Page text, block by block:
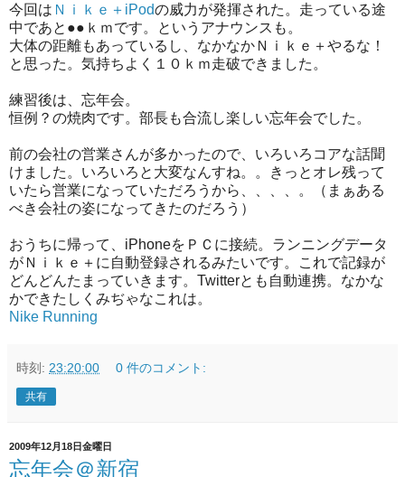
今回は Ｎｉｋｅ＋iPodの威力が発揮された。走っている途
中であと●●ｋｍです。というアナウンスも。
大体の距離もあっているし、なかなかＮｉｋｅ＋やるな！
と思った。気持ちよく１０ｋｍ走破できました。
練習後は、忘年会。
恒例？の焼肉です。部長も合流し楽しい忘年会でした。
前の会社の営業さんが多かったので、いろいろコアな話聞
けました。いろいろと大変なんすね。。きっとオレ残って
いたら営業になっていただろうから、、、、。（まぁある
べき会社の姿になってきたのだろう）
おうちに帰って、iPhoneをＰＣに接続。ランニングデータ
がＮｉｋｅ＋に自動登録されるみたいです。これで記録が
どんどんたまっていきます。Twitterとも自動連携。なかな
かできたしくみぢゃなこれは。
Nike Running
時刻: 23:20:00 0 件のコメント:
共有
2009年12月18日金曜日
忘年会＠新宿